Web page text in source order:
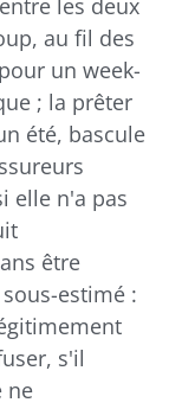
les deux
au fil des
un week-
; la prêter
été, bascule
elle n'a pas
être
estimé :
s'il
ne